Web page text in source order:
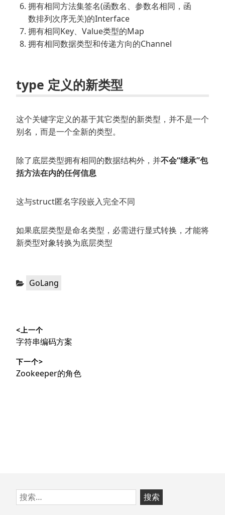
拥有相同方法集签名(函数名、参数名相同，函
数排列次序无关)的Interface
拥有相同Key、Value类型的Map
拥有相同数据类型和传递方向的Channel
type 定义的新类型
这个关键字定义的基于其它类型的新类型，并不是一个
别名，而是一个全新的类型。
除了底层类型拥有相同的数据结构外，并不会“继承”包
括方法在内的任何信息
这与struct匿名字段嵌入完全不同
如果底层类型是命名类型，必需进行显式转换，才能将
新类型对象转换为底层类型
分
GoLang
章
导
航
<上一个
上
文
章：
字符串编码方案
下一个>
下
Zookeeper的角色
跳
至
搜
索：